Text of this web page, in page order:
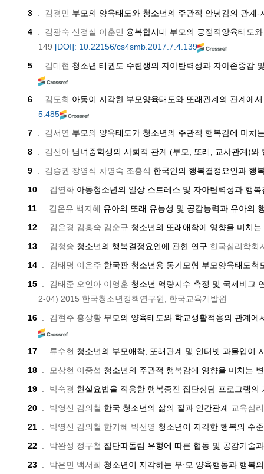
3 . 김경민 부모의 양육태도와 청소년의 주관적 안녕감의 관계
4 . 김광숙 신경실 이훈민 융복합시대 부모의 긍정적양육태도
149 [DOI]: 10.22156/cs4smb.2017.7.4.139
5 . 김대현 청소년 태권도 수련생의 자아탄력성과 자아존중감
6 . 김도희 아동이 지각한 부모양육태도와 또래관계의 관계에
5.485
7 . 김서연 부모의 양육태도가 청소년의 주관적 행복감에 미
8 . 김선아 남녀중학생의 사회적 관계 (부모, 또래, 교사관계)
9 . 김승권 장영식 차명숙 조흥식 한국인의 행복결정요인과 행
10 . 김연화 아동청소년의 일상 스트레스 및 자아탄력성과 행
11 . 김온유 백지혜 유아의 또래 유능성 및 공감능력과 유아의
12 . 김은경 김홍숙 김순규 청소년의 또래애착에 영향을 미치
13 . 김청송 청소년의 행복결정요인에 관한 연구 한국심리학회
14 . 김태명 이은주 한국판 청소년용 동기모형 부모양육태도
15 . 김태준 오인아 이영훈 청소년 역량지수 측정 및 국제비교
2-04) 2015 한국청소년정책연구원, 한국교육개발원
16 . 김현주 홍상황 부모의 양육태도와 학교생활적응의 관계
17 . 류수현 청소년의 부모애착, 또래관계 및 인터넷 과몰입이
18 . 모상현 이중섭 청소년의 주관적 행복감에 영향을 미치는
19 . 박숙경 현실요법을 적용한 행복증진 집단상담 프로그램의
20 . 박영신 김의철 한국 청소년의 삶의 질과 인간관계 교육심
21 . 박영신 김의철 한기혜 박선영 청소년이 지각한 행복의 수
22 . 박완성 정구철 집단따돌림 유형에 따른 협동 및 공감기술
23 . 박은민 백서희 청소년이 지각하는 부⋅모 양육행동과 행복